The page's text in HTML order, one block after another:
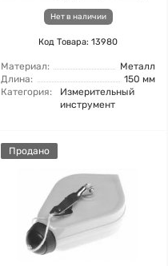
Нет в наличии
Код Товара: 13980
Материал:
Металл
Длина:
150 мм
Категория:
Измерительный
инструмент
Продано